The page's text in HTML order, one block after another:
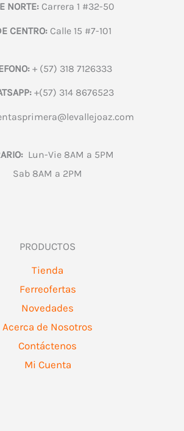
NORTE:Carrera 1 #32-50
CENTRO: Calle 15 #7-101
+ (57) 318 7126333
+(57) 314 8676523
Lun-Vie 8AM a 5PM
Sab 8AM a 2PM
PRODUCTOS
Tienda
Ferreofertas
Novedades
Acerca de Nosotros
Contáctenos
Mi Cuenta